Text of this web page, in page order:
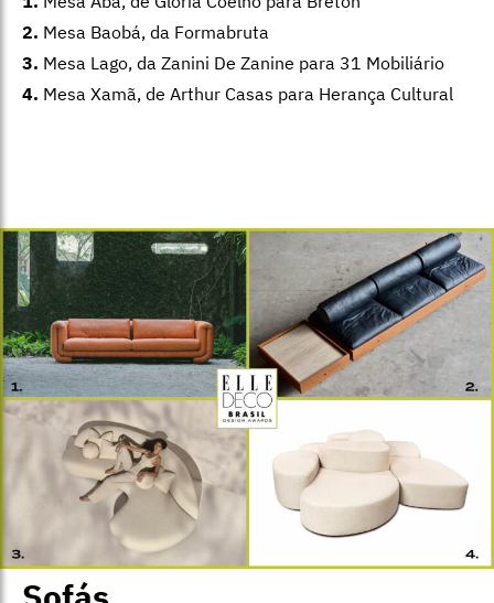
2. Mesa Baobá, da Formabruta
3. Mesa Lago, da Zanini De Zanine para 31 Mobiliário
4. Mesa Xamã, de Arthur Casas para Herança Cultural